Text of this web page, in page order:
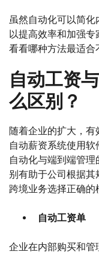
虽然自动化可以简
以提高效率和加强专
看看哪种方法最适合
自动工资
么区别？
随着企业的扩大，
自动薪资系统使用
自动化与端到端管
别有助于公司根据
跨境业务选择正确的
自动工资单
企业在内部购买和